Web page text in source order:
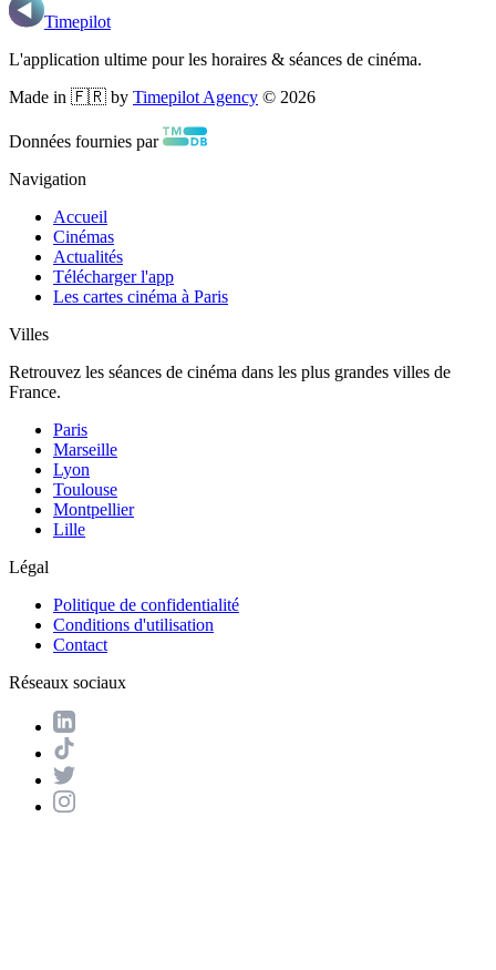
Timepilot
L'application ultime pour les horaires & séances de cinéma.
Made in 🇫🇷 by Timepilot Agency © 2026
Données fournies par
Navigation
Accueil
Cinémas
Actualités
Télécharger l'app
Les cartes cinéma à Paris
Villes
Retrouvez les séances de cinéma dans les plus grandes villes de
France.
Paris
Marseille
Lyon
Toulouse
Montpellier
Lille
Légal
Politique de confidentialité
Conditions d'utilisation
Contact
Réseaux sociaux